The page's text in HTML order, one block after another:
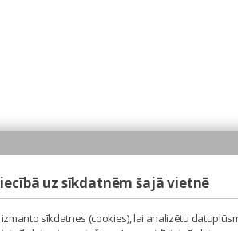
uz sīkdatnēm šajā vietnē
sīkdatnes (cookies), lai analizētu